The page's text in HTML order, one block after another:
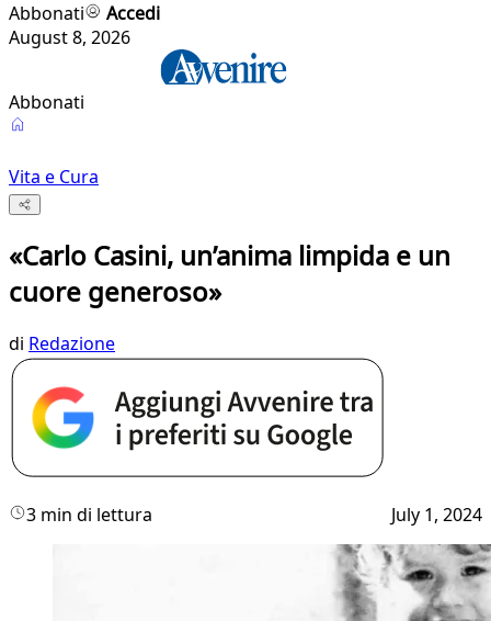
Abbonati
Accedi
August 8, 2026
Abbonati
Vita e Cura
«Carlo Casini, un’anima limpida e un
cuore generoso»
di Redazione
3 min di lettura July 1, 2024